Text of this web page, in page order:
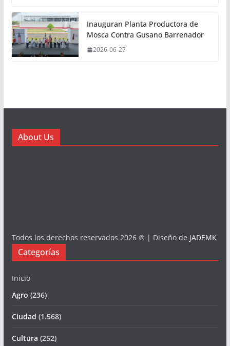
Inauguran Planta Productora de
Mosca Contra Gusano Barrenador
2026-06-27
About Us
Todos los derechos reservados 2026 ® | Diseño de JADEMK
Categorías
Inicio
Agro (236)
Ciudad (1.568)
Cultura (252)